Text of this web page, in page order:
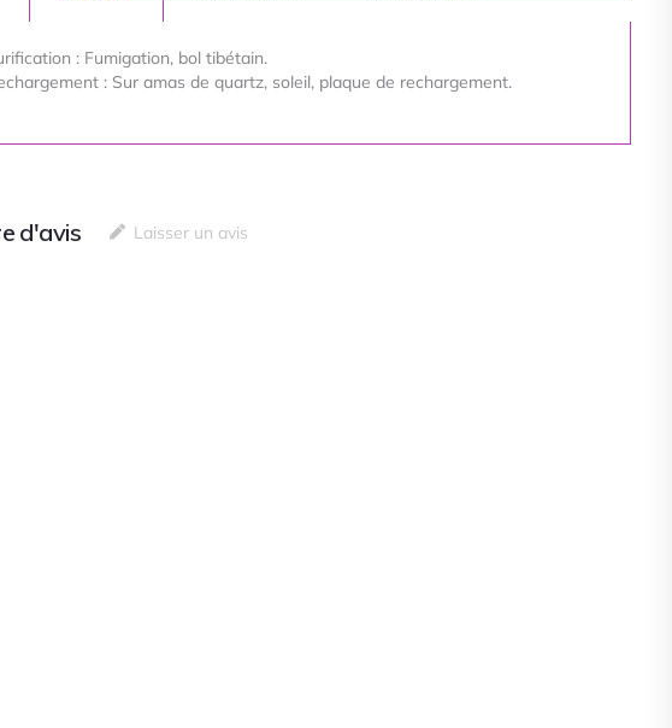
: Fumigation, bol tibétain.
: Sur amas de quartz, soleil, plaque de rechargement.
d'avis Laisser un avis